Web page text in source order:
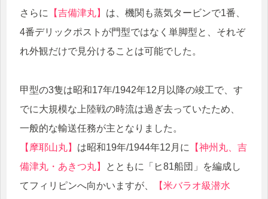
さらに
【吉備津丸】 は、機関も蒸気タービンで1番、
4番デリックポストが門型ではなく単脚型と、それぞ
れ外観だけで見分けることは可能でした。
甲型の3隻は昭和17年/1942年12月以降の竣工で、す
でに大規模な上陸戦の時流は過ぎ去っていたため、
一般的な輸送任務が主となりました。
【摩耶山丸】 は昭和19年/1944年12月に
【神州丸、吉
備津丸・あきつ丸】
とともに「ヒ81船団」を編成し
てフィリピンへ向かいますが、
【米バラオ級潜水